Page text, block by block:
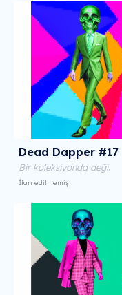
Dead Dapper #17
Bir koleksiyonda değil
İlan edilmemiş